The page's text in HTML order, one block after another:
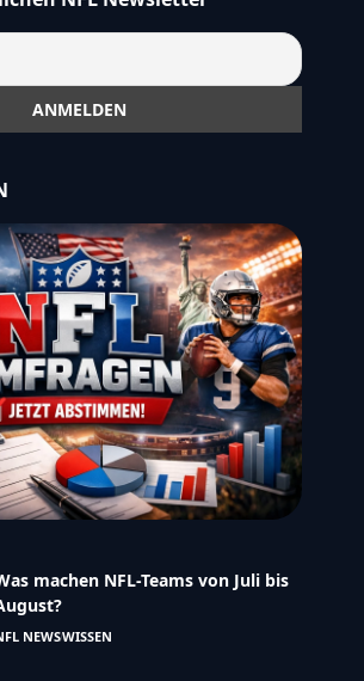
machen NFL-Teams von Juli bis
NEWSWISSEN